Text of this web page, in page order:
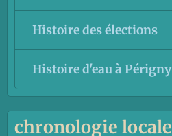
Histoire des élections
Histoire d'eau à Périgny
chronologie locale